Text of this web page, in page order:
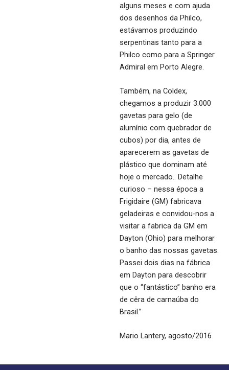
alguns meses e com ajuda
dos desenhos da Philco,
estávamos produzindo
serpentinas tanto para a
Philco como para a Springer
Admiral em Porto Alegre.
Também, na Coldex,
chegamos a produzir 3.000
gavetas para gelo (de
alumínio com quebrador de
cubos) por dia, antes de
aparecerem as gavetas de
plástico que dominam até
hoje o mercado.. Detalhe
curioso – nessa época a
Frigidaire (GM) fabricava
geladeiras e convidou-nos a
visitar a fabrica da GM em
Dayton (Ohio) para melhorar
o banho das nossas gavetas.
Passei dois dias na fábrica
em Dayton para descobrir
que o “fantástico” banho era
de cêra de carnaúba do
Brasil.”
Mario Lantery, agosto/2016